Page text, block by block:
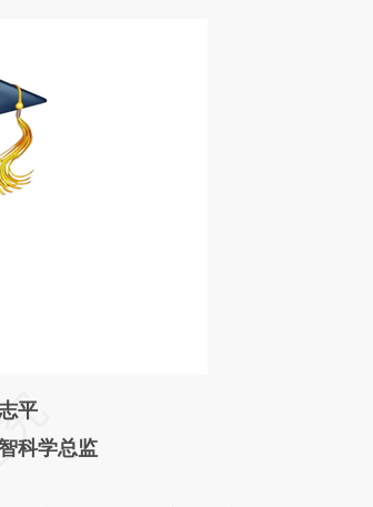
结开头增加这段话：本文由第三方
于财新文章
平
学总监